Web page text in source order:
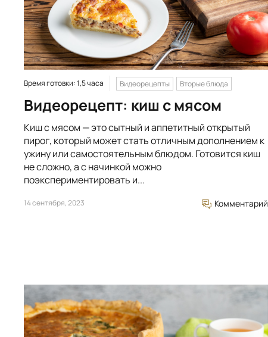
Время готовки: 1,5 часа Видеорецепты Вторые блюда
Видеорецепт: киш с мясом
Киш с мясом — это сытный и аппетитный открытый
пирог, который может стать отличным дополнением к
ужину или самостоятельным блюдом. Готовится киш
не сложно, а с начинкой можно
поэкспериментировать и...
14 сентября, 2023 Комментарий